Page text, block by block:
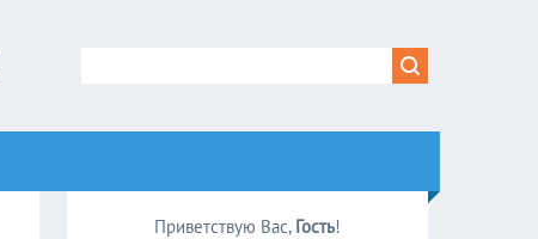
Приветствую Вас, Гость!